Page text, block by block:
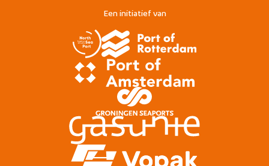
Een initiatief van